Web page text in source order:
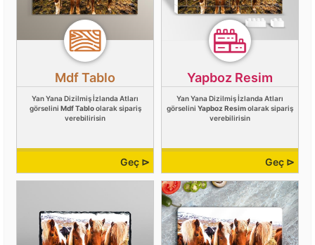
Mdf Tablo
Yan Yana Dizilmiş İzlanda Atları
görselini Mdf Tabloolarak sipariş
verebilirisin
Geç ⊳
Yapboz Resim
Yan Yana Dizilmiş İzlanda Atları
görselini Yapboz Resimolarak sipariş
verebilirisin
Geç ⊳